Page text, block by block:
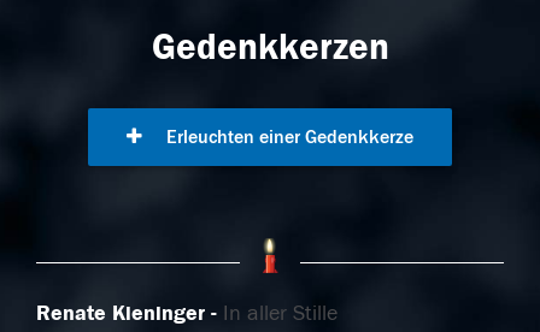
Gedenkkerzen
Erleuchten einer Gedenkkerze
Renate Kieninger In aller Stille